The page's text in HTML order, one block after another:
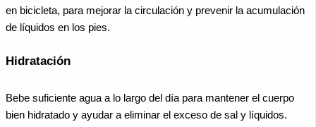
en bicicleta, para mejorar la circulación y prevenir la acumulación
de líquidos en los pies.
Hidratación
Bebe suficiente agua a lo largo del día para mantener el cuerpo
bien hidratado y ayudar a eliminar el exceso de sal y líquidos.